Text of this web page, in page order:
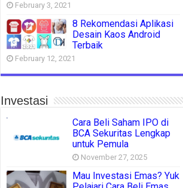
February 3, 2021
8 Rekomendasi Aplikasi
Desain Kaos Android
Terbaik
February 12, 2021
Investasi
Cara Beli Saham IPO di
BCA Sekuritas Lengkap
untuk Pemula
November 27, 2025
Mau Investasi Emas? Yuk